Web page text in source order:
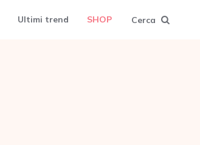
Ultimi trend SHOP Cerca